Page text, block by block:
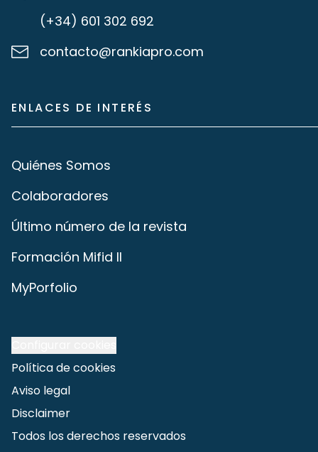
(+34) 601 302 692
contacto@rankiapro.com
ENLACES DE INTERÉS
Quiénes Somos
Colaboradores
Último número de la revista
Formación Mifid II
MyPorfolio
Política de cookies
Aviso legal
Disclaimer
Todos los derechos reservados